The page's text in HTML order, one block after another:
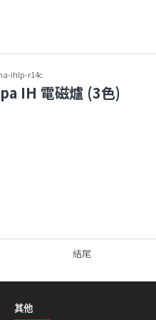
ihlp-r14c
IH 電磁爐 (3色)
結尾
其他